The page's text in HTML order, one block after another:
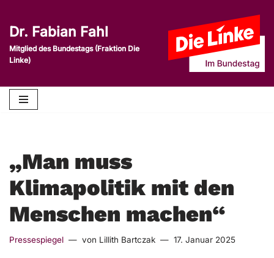
Zum
Inhalt
springen
Dr. Fabian Fahl
Mitglied des Bundestags (Fraktion Die
Linke)
„Man muss
Klimapolitik mit den
Menschen machen“
Pressespiegel von Lillith Bartczak 17. Januar 2025